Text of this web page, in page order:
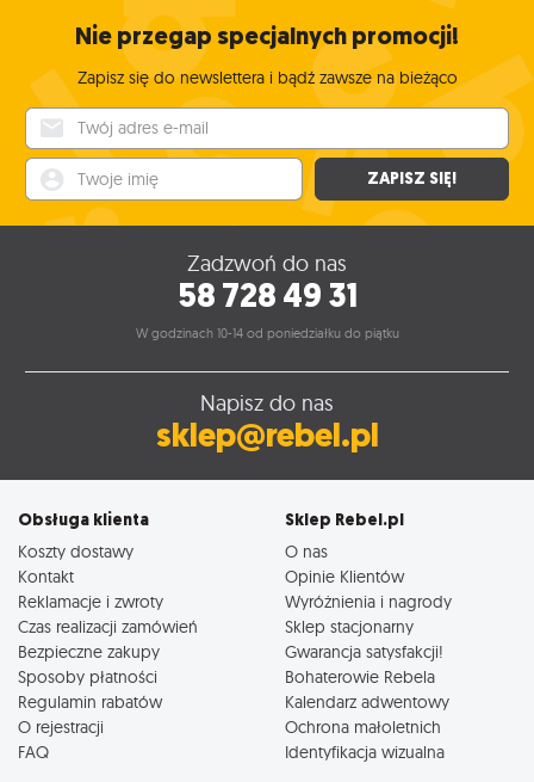
Nie przegap specjalnych promocji!
Zapisz się do newslettera i bądź zawsze na bieżąco
ZAPISZ SIĘ!
Zadzwoń do nas
58 728 49 31
W godzinach 10-14 od poniedziałku do piątku
Napisz do nas
sklep@rebel.pl
Obsługa klienta
Koszty dostawy
Kontakt
Reklamacje i zwroty
Czas realizacji zamówień
Bezpieczne zakupy
Sposoby płatności
Regulamin rabatów
O rejestracji
FAQ
Sklep Rebel.pl
O nas
Opinie Klientów
Wyróżnienia i nagrody
Sklep stacjonarny
Gwarancja satysfakcji!
Bohaterowie Rebela
Kalendarz adwentowy
Ochrona małoletnich
Identyfikacja wizualna